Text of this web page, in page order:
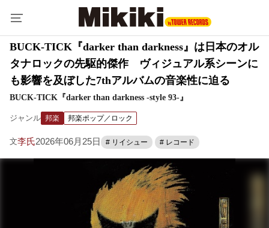
BUCK-TICK『darker than darkness』は日本のオル
タナロックの先駆的傑作 ヴィジュアル系シーンに
も影響を及ぼした7thアルバムの音楽性に迫る
BUCK-TICK『darker than darkness -style 93-』
ジャンル 邦楽 邦楽ポップ／ロック
文李氏2026年06月25日 # リイシュー # レコード